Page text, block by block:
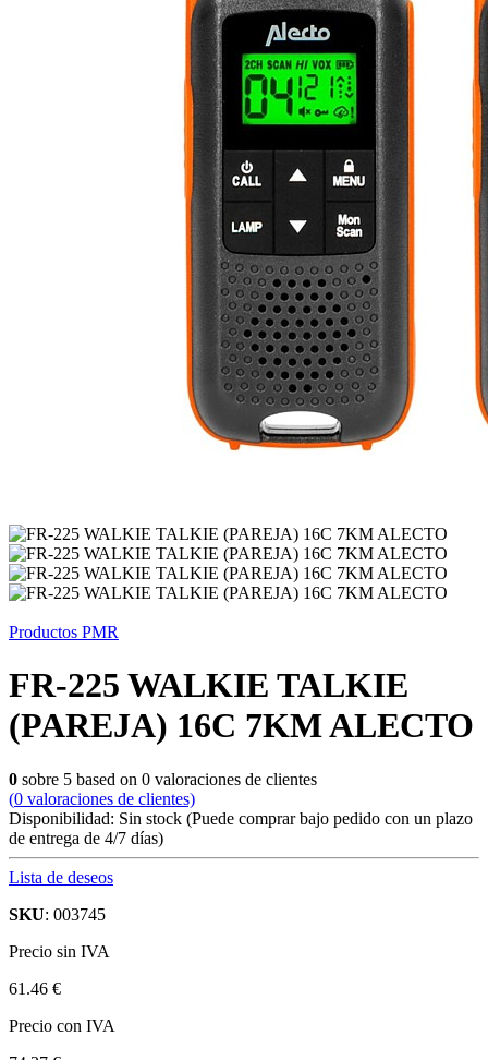
Productos PMR
FR-225 WALKIE TALKIE
(PAREJA) 16C 7KM ALECTO
0 sobre 5 based on 0 valoraciones de clientes
(0 valoraciones de clientes)
Disponibilidad: Sin stock (Puede comprar bajo pedido con un plazo
de entrega de 4/7 días)
Lista de deseos
SKU: 003745
Precio sin IVA
61.46 €
Precio con IVA